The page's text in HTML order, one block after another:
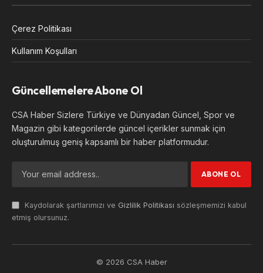
Çerez Politikası
Kullanım Koşulları
Güncellemelere Abone Ol
CSA Haber Sizlere Türkiye ve Dünyadan Güncel, Spor ve
Magazin gibi kategorilerde güncel içerikler sunmak için
oluşturulmuş geniş kapsamlı bir haber platformudur.
Kaydolarak şartlarımızı ve Gizlilik Politikası sözleşmemizi kabul
etmiş olursunuz.
© 2026 CSA Haber